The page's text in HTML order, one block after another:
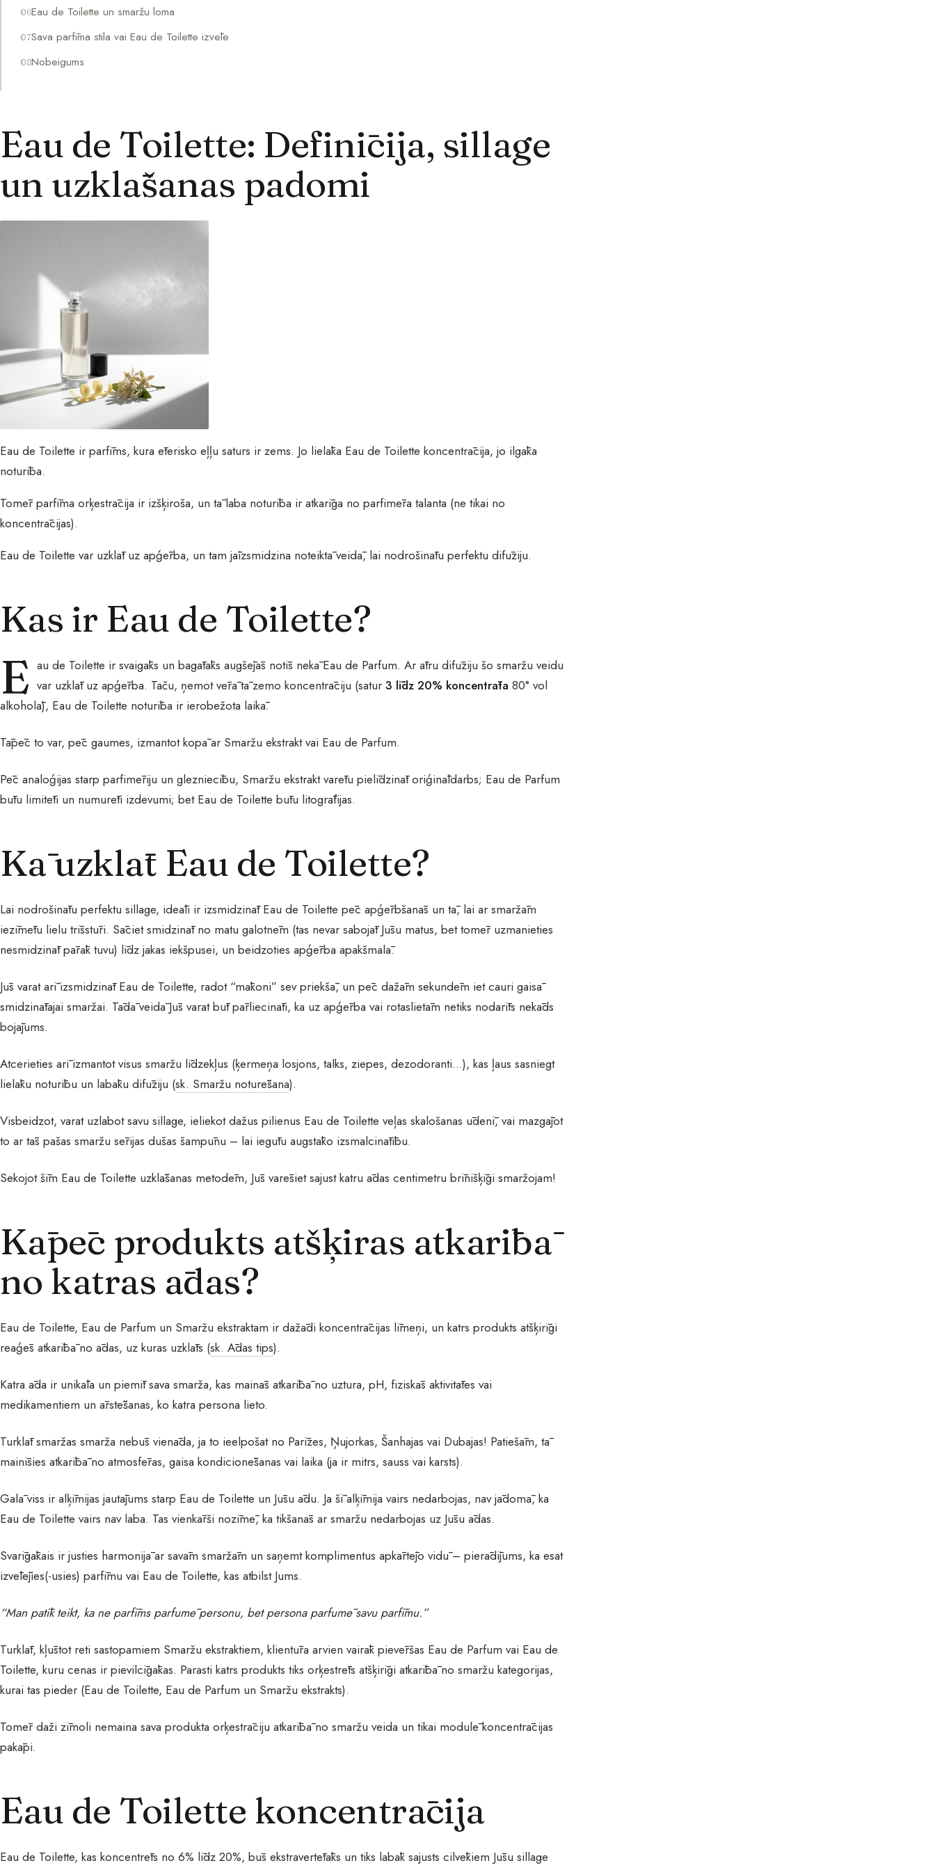
Eau de Toilette un smaržu loma
Sava parfīma stila vai Eau de Toilette izvēle
Nobeigums
Eau de Toilette: Definīcija, sillage
un uzklāšanas padomi
Eau de Toilette ir parfīms, kura ēterisko eļļu saturs ir zems. Jo lielāka Eau de Toilette koncentrācija, jo ilgāka
noturība.
Tomēr parfīma orķestrācija ir izšķiroša, un tā laba noturība ir atkarīga no parfimēra talanta (ne tikai no
koncentrācijas).
Eau de Toilette var uzklāt uz apģērba, un tam jāizsmidzina noteiktā veidā, lai nodrošinātu perfektu difūziju.
Kas ir Eau de Toilette?
E au de Toilette ir svaigāks un bagātāks augšējās notīs nekā Eau de Parfum. Ar ātru difūziju šo smaržu veidu
var uzklāt uz apģērba. Taču, ņemot vērā tā zemo koncentrāciju (satur 3 līdz 20% koncentrāta 80° vol
alkoholā), Eau de Toilette noturība ir ierobežota laikā.
Tāpēc to var, pēc gaumes, izmantot kopā ar Smaržu ekstrakt vai Eau de Parfum.
Pēc analoģijas starp parfimēriju un glezniecību, Smaržu ekstrakt varētu pielīdzināt oriģināldarbs; Eau de Parfum
būtu limitēti un numurēti izdevumi; bet Eau de Toilette būtu litogrāfijas.
Kā uzklāt Eau de Toilette?
Lai nodrošinātu perfektu sillage, ideāli ir izsmidzināt Eau de Toilette pēc apģērbšanās un tā, lai ar smaržām
iezīmētu lielu trīsstūri. Sāciet smidzināt no matu galotnēm (tas nevar sabojāt Jūsu matus, bet tomēr uzmanieties
nesmidzināt pārāk tuvu) līdz jakas iekšpusei, un beidzoties apģērba apakšmalā.
Jūs varat arī izsmidzināt Eau de Toilette, radot “mākoni” sev priekšā, un pēc dažām sekundēm iet cauri gaisā
smidzinātajai smaržai. Tādā veidā Jūs varat būt pārliecināti, ka uz apģērba vai rotaslietām netiks nodarīts nekāds
bojājums.
Atcerieties arī izmantot visus smaržu līdzekļus (ķermeņa losjons, talks, ziepes, dezodoranti…), kas ļaus sasniegt
lielāku noturību un labāku difūziju (sk. Smaržu noturēšana).
Visbeidzot, varat uzlabot savu sillage, ieliekot dažus pilienus Eau de Toilette veļas skalošanas ūdenī, vai mazgājot
to ar tās pašas smaržu sērijas dušas šampūnu – lai iegūtu augstāko izsmalcinātību.
Sekojot šīm Eau de Toilette uzklāšanas metodēm, Jūs varēsiet sajust katru ādas centimetru brīnišķīgi smaržojam!
Kāpēc produkts atšķiras atkarībā
no katras ādas?
Eau de Toilette, Eau de Parfum un Smaržu ekstraktam ir dažādi koncentrācijas līmeņi, un katrs produkts atšķirīgi
reaģēs atkarībā no ādas, uz kuras uzklāts (sk. Ādas tips).
Katra āda ir unikāla un piemīt sava smarža, kas mainās atkarībā no uztura, pH, fiziskās aktivitātes vai
medikamentiem un ārstēšanas, ko katra persona lieto.
Turklāt smaržas smarža nebūs vienāda, ja to ieelpošat no Parīzes, Ņujorkas, Šanhajas vai Dubajas! Patiešām, tā
mainīsies atkarībā no atmosfēras, gaisa kondicionēšanas vai laika (ja ir mitrs, sauss vai karsts).
Galā viss ir alķīmijas jautājums starp Eau de Toilette un Jūsu ādu. Ja šī alķīmija vairs nedarbojas, nav jādomā, ka
Eau de Toilette vairs nav laba. Tas vienkārši nozīmē, ka tikšanās ar smaržu nedarbojas uz Jūsu ādas.
Svarīgākais ir justies harmonijā ar savām smaržām un saņemt komplimentus apkārtējo vidū – pierādījums, ka esat
izvēlējies(-usies) parfīmu vai Eau de Toilette, kas atbilst Jums.
“Man patīk teikt, ka ne parfīms parfumē personu, bet persona parfumē savu parfīmu.”
Turklāt, kļūstot reti sastopamiem Smaržu ekstraktiem, klientūra arvien vairāk pievēršas Eau de Parfum vai Eau de
Toilette, kuru cenas ir pievilcīgākas. Parasti katrs produkts tiks orķestrēts atšķirīgi atkarībā no smaržu kategorijas,
kurai tas pieder (Eau de Toilette, Eau de Parfum un Smaržu ekstrakts).
Tomēr daži zīmoli nemaina sava produkta orķestrāciju atkarībā no smaržu veida un tikai modulē koncentrācijas
pakāpi.
Eau de Toilette koncentrācija
Eau de Toilette, kas koncentrēts no 6% līdz 20%, būs ekstravertētāks un tiks labāk sajusts cilvēkiem Jūsu sillage